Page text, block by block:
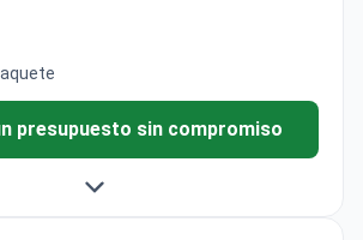
presupuesto sin compromiso